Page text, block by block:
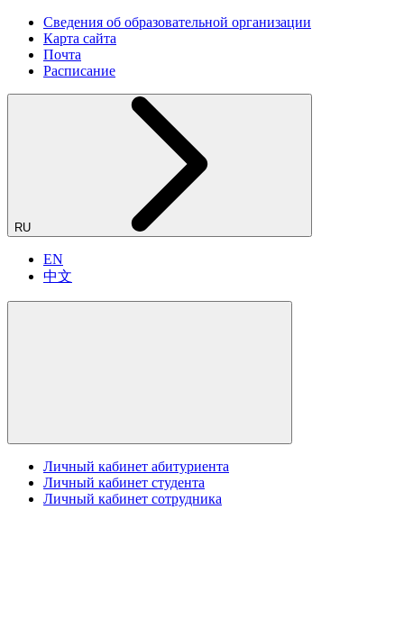
Сведения об образовательной организации
Карта сайта
Почта
Расписание
RU
EN
中文
Личный кабинет абитуриента
Личный кабинет студента
Личный кабинет сотрудника